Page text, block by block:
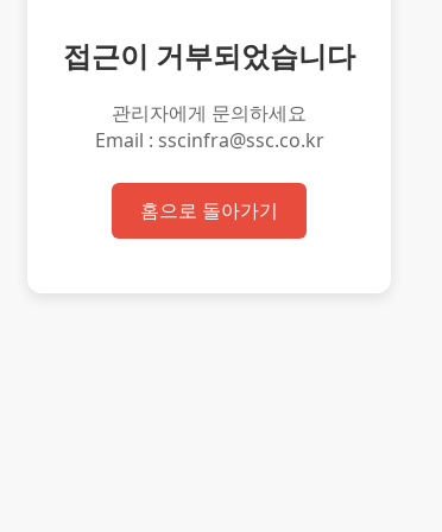
접근이 거부되었습니다
관리자에게 문의하세요
Email : sscinfra@ssc.co.kr
홈으로 돌아가기